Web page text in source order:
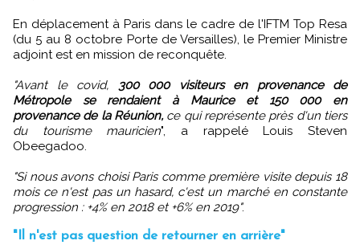
En déplacement à Paris dans le cadre de l'IFTM Top Resa
(du 5 au 8 octobre Porte de Versailles), le Premier Ministre
adjoint est en mission de reconquête.
"Avant le covid, 300 000 visiteurs en provenance de
Métropole se rendaient à Maurice et 150 000 en
provenance de la Réunion,ce qui représente près d'un tiers
du tourisme mauricien", a rappelé Louis Steven
Obeegadoo.
"Si nous avons choisi Paris comme première visite depuis 18
mois ce n'est pas un hasard, c'est un marché en constante
progression : +4% en 2018 et +6% en 2019".
"Il n'est pas question de retourner en arrière"